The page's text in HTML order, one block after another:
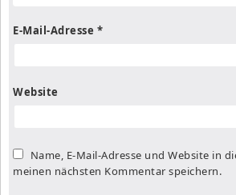
E-Mail-Adresse *
Website
Name, E-Mail-Adresse und Website in
meinen nächsten Kommentar speichern.